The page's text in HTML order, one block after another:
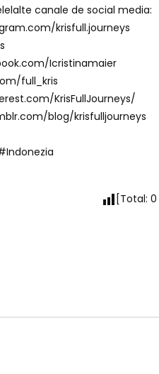
canale de social media:
krisfull.journeys
Icristinamaier
full_kris
KrisFullJourneys/
blog/krisfulljourneys
[Total: 0